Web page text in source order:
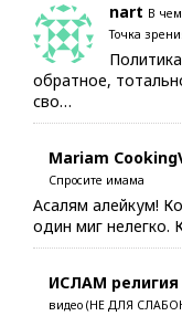
nart В
Точка
обратное,
сво…
Mariam
Спросите имама
Асалям алейкум!
один миг нелегко.
ИСЛАМ
видео (НЕ ДЛЯ